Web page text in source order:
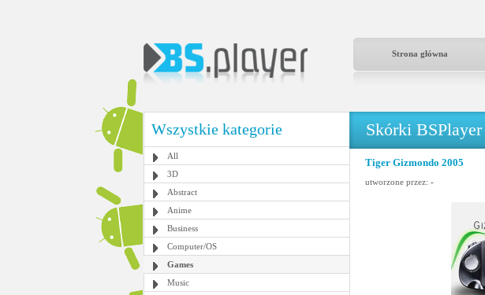
Strona główna
Wszystkie kategorie
All
3D
Abstract
Anime
Business
Computer/OS
Games
Music
Skórki BSPlayer
Tiger Gizmondo 2005
utworzone przez: -